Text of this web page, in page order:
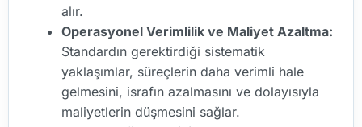
alır.
Operasyonel Verimlilik ve Maliyet Azaltma:
Standardın gerektirdiği sistematik
yaklaşımlar, süreçlerin daha verimli hale
gelmesini, israfın azalmasını ve dolayısıyla
maliyetlerin düşmesini sağlar.